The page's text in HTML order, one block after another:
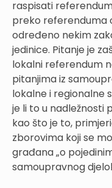
raspisati
preko referenduma
određeno nekim
jedinice. Pitanje je
lokalni referendum
pitanjima iz
lokalne i regionalne
je li to u nadležnosti
kao što je to,
zborovima koji se
građana „o
samoupravnog